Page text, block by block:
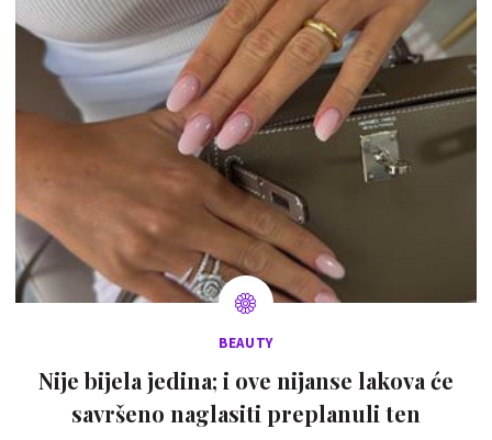
BEAUTY
Nije bijela jedina; i ove nijanse lakova će
savršeno naglasiti preplanuli ten